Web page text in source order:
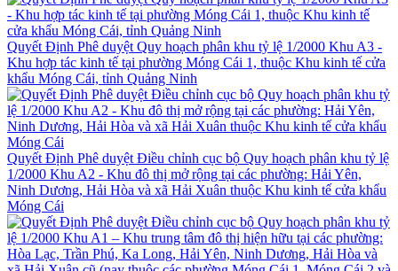
Quyết Định Phê duyệt Quy hoạch phân khu tỷ lệ 1/2000 Khu A3 -
Khu hợp tác kinh tế tại phường Móng Cái 1, thuộc Khu kinh tế cửa
khẩu Móng Cái, tỉnh Quảng Ninh
Quyết Định Phê duyệt Điều chỉnh cục bộ Quy hoạch phân khu tỷ lệ
1/2000 Khu A2 - Khu đô thị mở rộng tại các phường: Hải Yên,
Ninh Dương, Hải Hòa và xã Hải Xuân thuộc Khu kinh tế cửa khẩu
Móng Cái